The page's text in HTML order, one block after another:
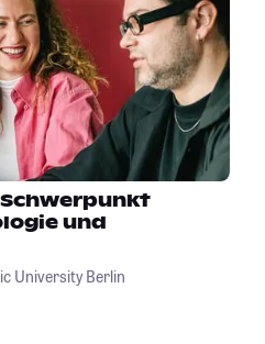
und
University Berlin